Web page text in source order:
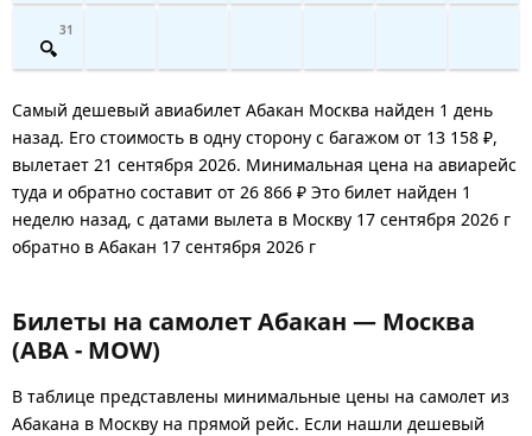
31
Самый дешевый авиабилет Абакан Москва найден 1 день
назад. Его стоимость в одну сторону с багажом от 13 158 ₽,
вылетает 21 сентября 2026. Минимальная цена на авиарейс
туда и обратно составит от 26 866 ₽ Это билет найден 1
неделю назад, с датами вылета в Москву 17 сентября 2026 г
обратно в Абакан 17 сентября 2026 г
Билеты на самолет Абакан — Москва
(ABA - MOW)
В таблице представлены минимальные цены на самолет из
Абакана в Москву на прямой рейс. Если нашли дешевый